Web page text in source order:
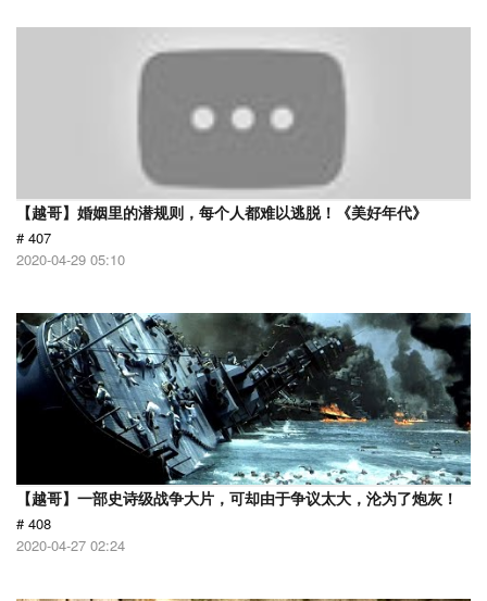
【越哥】婚姻里的潜规则，每个人都难以逃脱！《美好年代》
# 407
2020-04-29 05:10
【越哥】一部史诗级战争大片，可却由于争议太大，沦为了炮灰！
# 408
2020-04-27 02:24